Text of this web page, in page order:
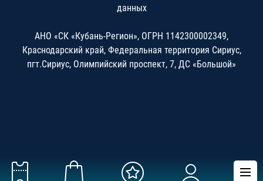
данных
АНО «СК «Кубань-Регион», ОГРН 1142300002349,
Краснодарский край, Федеральная территория Сириус,
пгт.Сириус, Олимпийский проспект, 7, ДС «Большой»